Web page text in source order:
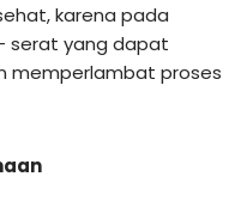
karena pada
serat yang dapat
memperlambat proses